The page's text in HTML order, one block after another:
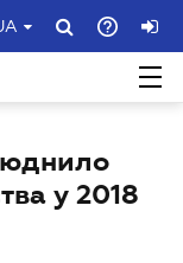
у 2018